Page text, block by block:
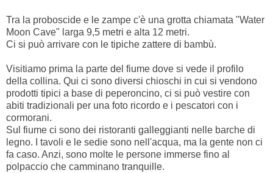
Tra la proboscide e le zampe c'è una grotta chiamata "Water
Moon Cave" larga 9,5 metri e alta 12 metri.
Ci si può arrivare con le tipiche zattere di bambù.
Visitiamo prima la parte del fiume dove si vede il profilo
della collina. Qui ci sono diversi chioschi in cui si vendono
prodotti tipici a base di peperoncino, ci si può vestire con
abiti tradizionali per una foto ricordo e i pescatori con i
cormorani.
Sul fiume ci sono dei ristoranti galleggianti nelle barche di
legno. I tavoli e le sedie sono nell'acqua, ma la gente non ci
fa caso. Anzi, sono molte le persone immerse fino al
polpaccio che camminano tranquille.